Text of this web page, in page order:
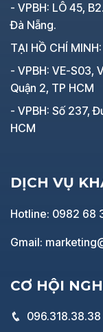
- VPBH: LÔ 45,
Đà Nẵng.
TẠI HỒ CHÍ MINH:
- VPBH: VE-S03,
Quận 2, TP HCM
- VPBH: Số 237,
HCM
DỊCH VỤ
Hotline: 0982 68
Gmail:
CƠ HỘI
096.318.38.38